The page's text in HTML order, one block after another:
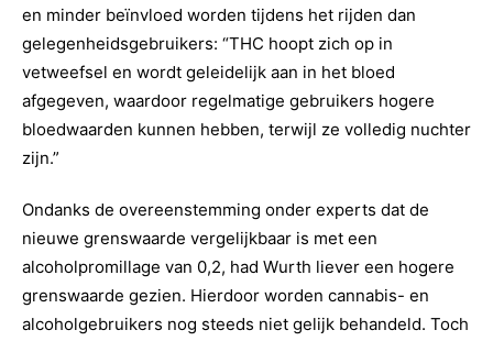
en minder beïnvloed worden tijdens het rijden dan
gelegenheidsgebruikers: “THC hoopt zich op in
vetweefsel en wordt geleidelijk aan in het bloed
afgegeven, waardoor regelmatige gebruikers hogere
bloedwaarden kunnen hebben, terwijl ze volledig nuchter
zijn.”
Ondanks de overeenstemming onder experts dat de
nieuwe grenswaarde vergelijkbaar is met een
alcoholpromillage van 0,2, had Wurth liever een hogere
grenswaarde gezien. Hierdoor worden cannabis- en
alcoholgebruikers nog steeds niet gelijk behandeld. Toch